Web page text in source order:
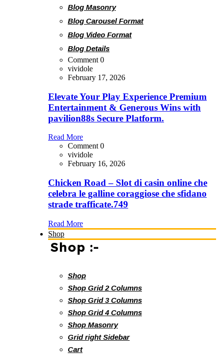
Blog Masonry
Blog Carousel Format
Blog Video Format
Blog Details
Comment 0
vividole
February 17, 2026
Elevate Your Play Experience Premium
Entertainment & Generous Wins with
pavilion88s Secure Platform.
Read More
Comment 0
vividole
February 16, 2026
Chicken Road – Slot di casin online che
celebra le galline coraggiose che sfidano
strade trafficate.749
Read More
Shop
Shop :-
Shop
Shop Grid 2 Columns
Shop Grid 3 Columns
Shop Grid 4 Columns
Shop Masonry
Grid right Sidebar
Cart